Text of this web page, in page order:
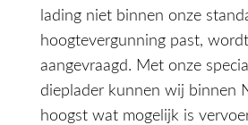
lading niet binnen onze
hoogtevergunning past,
aangevraagd. Met onze
dieplader kunnen wij binnen
hoogst wat mogelijk is